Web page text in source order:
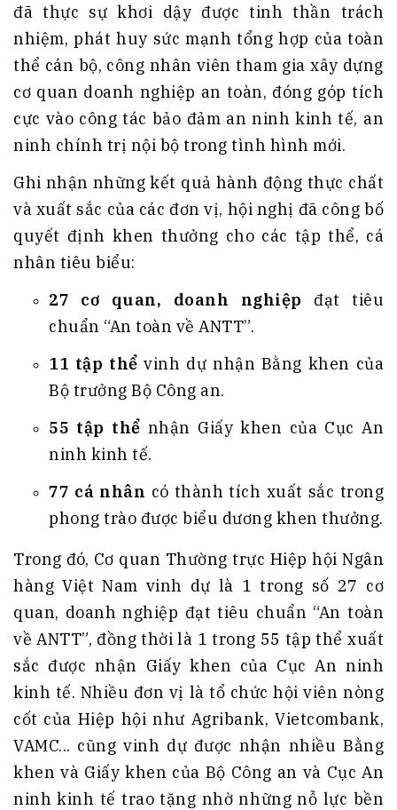
đã thực sự khơi dậy được tinh thần trách
nhiệm, phát huy sức mạnh tổng hợp của toàn
thể cán bộ, công nhân viên tham gia xây dựng
cơ quan doanh nghiệp an toàn, đóng góp tích
cực vào công tác bảo đảm an ninh kinh tế, an
ninh chính trị nội bộ trong tình hình mới.
Ghi nhận những kết quả hành động thực chất
và xuất sắc của các đơn vị, hội nghị đã công bố
quyết định khen thưởng cho các tập thể, cá
nhân tiêu biểu:
27 cơ quan, doanh nghiệp đạt tiêu
chuẩn “An toàn về ANTT”.
11 tập thể vinh dự nhận Bằng khen của
Bộ trưởng Bộ Công an.
55 tập thể nhận Giấy khen của Cục An
ninh kinh tế.
77 cá nhân có thành tích xuất sắc trong
phong trào được biểu dương khen thưởng.
Trong đó, Cơ quan Thường trực Hiệp hội Ngân
hàng Việt Nam vinh dự là 1 trong số 27 cơ
quan, doanh nghiệp đạt tiêu chuẩn “An toàn
về ANTT”, đồng thời là 1 trong 55 tập thể xuất
sắc được nhận Giấy khen của Cục An ninh
kinh tế. Nhiều đơn vị là tổ chức hội viên nòng
cốt của Hiệp hội như Agribank, Vietcombank,
VAMC... cũng vinh dự được nhận nhiều Bằng
khen và Giấy khen của Bộ Công an và Cục An
ninh kinh tế trao tặng nhờ những nỗ lực bền